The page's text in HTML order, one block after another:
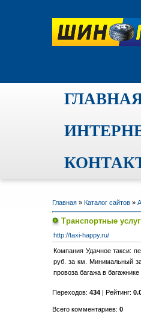
Главная » Каталог сайтов »
Транспортные
http://taxi-happy.ru/
Компания Удачное такси:
руб. за км. Минимальный
провоза багажа в
Переходов: 434 | Рейтинг:
Всего комментариев: 0